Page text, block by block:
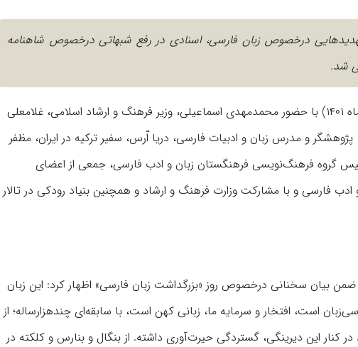
درخصوص زبان فارسی، اسنادی در رفع شبهاتی درخصوص شاهنامه
شد.
مراسم روز «بزرگداشت زبان فارسی» در روز یکشنبه(۲۵ اردیبهشت‌ماه ۱۴۰۱) با حضور محمدمهدی اسماعیلی، وزیر فرهنگ و ارشاد اسلامی، غلامعلی
و مدرس زبان و ادبیات فارسی، دریا اّرس، سفیر ترکیه در ایران، مظفر
گروه فرهنگ‌نویسی فرهنگستان زبان و ادب فارسی، جمعی از اعضای
فارسی و با مشارکت وزارت فرهنگ و ارشاد و همچنین بنیاد رودکی در تالار
ضمن بیان سخنانی درخصوص روز «بزرگداشت زبان فارسی» اظهار کرد: این زبان
است، افتخار و سرمایه ما، زبانی کهن است، با سابقه‌ای چندهزارساله؛ از
کنار این دیرینگی، گستردگی حیرت‌آوری داشته. از بنگال و بنارس و کلکته در